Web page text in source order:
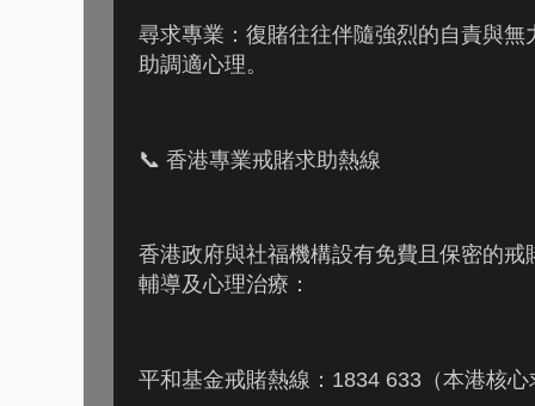
尋求專業：復賭往往伴隨強烈的自責與
助調適心理。
📞 香港專業戒賭求助熱線
香港政府與社福機構設有免費且保密的
輔導及心理治療：
平和基金戒賭熱線：1834 633（本港核